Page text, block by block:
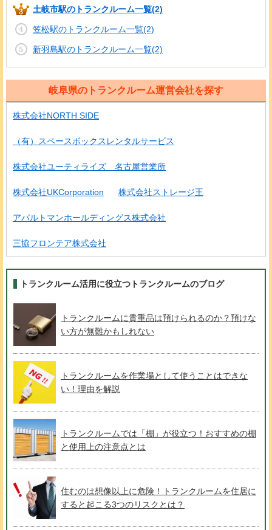
土岐市駅のトランクルーム一覧(2)
笠松駅のトランクルーム一覧(2)
新羽島駅のトランクルーム一覧(2)
岐阜県のトランクルーム運営会社を探す
株式会社NORTH SIDE
（有）スペースボックスレンタルサービス
株式会社ユーティライズ 名古屋営業所
株式会社UKCorporation 株式会社ストレージ王
アパルトマンホールディングス株式会社
三協フロンテア株式会社
トランクルーム活用に役立つトランクルームのブログ
トランクルームに貴重品は預けられるのか？預けな
い方が無難かもしれない
トランクルームを作業場として使うことはできな
い！理由を解説
トランクルームでは「棚」が役立つ！おすすめの棚
と使用上の注意点とは
住むのは想像以上に危険！トランクルームを住居に
すると起こる3つのリスクとは？